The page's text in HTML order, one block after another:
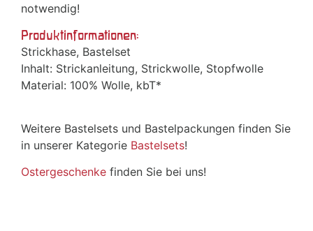
notwendig!
Produktinformationen:
Strickhase, Bastelset
Inhalt: Strickanleitung, Strickwolle, Stopfwolle
Material: 100% Wolle, kbT*
Weitere Bastelsets und Bastelpackungen finden Sie
in unserer Kategorie Bastelsets!
Ostergeschenke finden Sie bei uns!